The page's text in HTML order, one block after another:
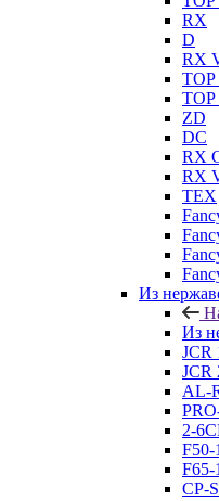
RX
D
RX
ZD
DC
RX
RX
TEX
Из
Из
JCR
JCR
AL-
2-
F50-
F65-
CP-